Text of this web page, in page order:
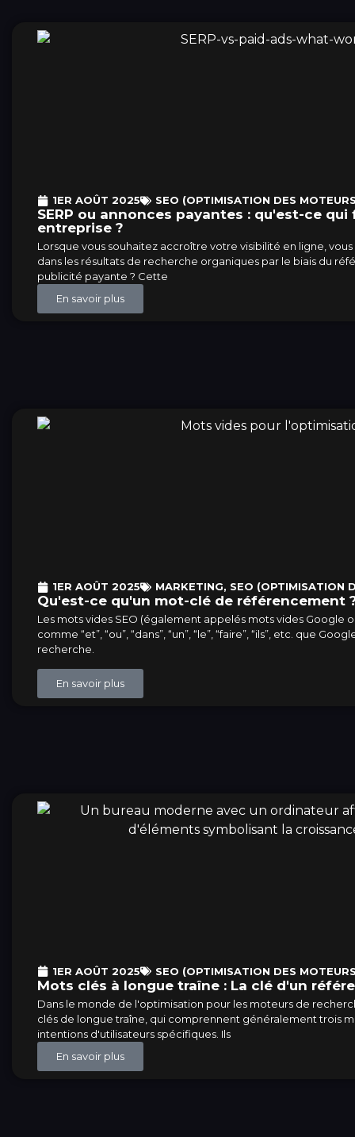
1ER AOÛT 2025 SEO (OPTIMISATION DES
SERP ou annonces payantes : qu'est-ce
entreprise ?
Lorsque vous souhaitez accroître votre visibilité en ligne,
dans les résultats de recherche organiques par le biais du
publicité payante ? Cette
En savoir plus
1ER AOÛT 2025 MARKETING, SEO (OPTIMISATION
Qu'est-ce qu'un mot-clé de référencement
Les mots vides SEO (également appelés mots vides Google
comme “et”, “ou”, “dans”, “un”, “le”, “faire”, “ils”, etc. que
recherche.
En savoir plus
1ER AOÛT 2025 SEO (OPTIMISATION DES
Mots clés à longue traîne : La clé d'un
Dans le monde de l'optimisation pour les moteurs de
clés de longue traîne, qui comprennent généralement trois
intentions d'utilisateurs spécifiques. Ils
En savoir plus